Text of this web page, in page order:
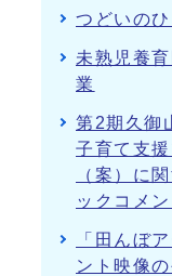
つどいの
未熟児養
業
第2期久御
子育て支
（案）に
ックコメ
「田んぼ
ント映像